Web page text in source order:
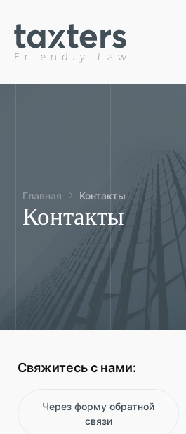
Главная Контакты
Контакты
Свяжитесь с нами:
Через форму обратной
связи